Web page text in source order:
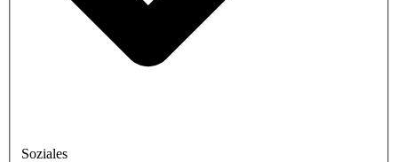
Soziales